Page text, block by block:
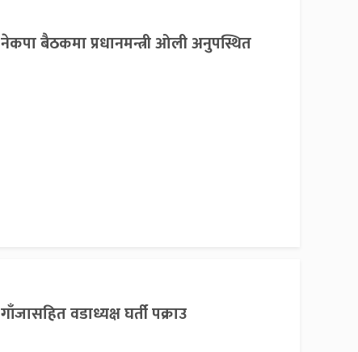
नेकपा बैठकमा प्रधानमन्त्री ओली अनुपस्थित
गाँजासहित वडाध्यक्ष घर्ती पक्राउ